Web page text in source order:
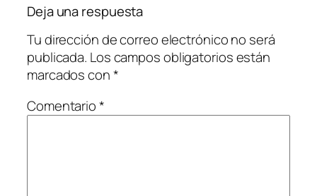
Deja una respuesta
Tu dirección de correo electrónico no será
publicada. Los campos obligatorios están
marcados con*
Comentario*